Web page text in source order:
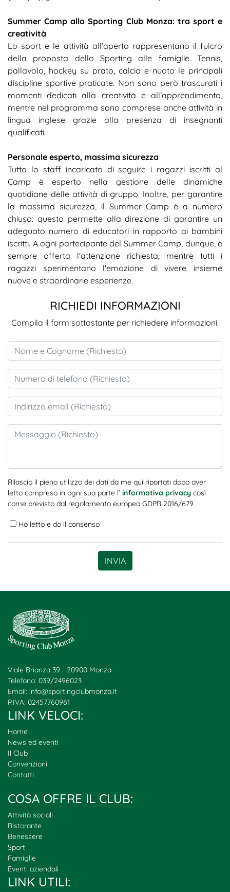
Summer Camp allo Sporting Club Monza: tra sport e
creatività
Lo sport e le attività all’aperto rappresentano il fulcro
della proposta dello Sporting alle famiglie. Tennis,
pallavolo, hockey su prato, calcio e nuoto le principali
discipline sportive praticate. Non sono però trascurati i
momenti dedicati alla creatività e all’apprendimento,
mentre nel programma sono comprese anche attività in
lingua inglese grazie alla presenza di insegnanti
qualificati.
Personale esperto, massima sicurezza
Tutto lo staff incaricato di seguire i ragazzi iscritti al
Camp è esperto nella gestione delle dinamiche
quotidiane delle attività di gruppo. Inoltre, per garantire
la massima sicurezza, il Summer Camp è a numero
chiuso: questo permette alla direzione di garantire un
adeguato numero di educatori in rapporto ai bambini
iscritti. A ogni partecipante del Summer Camp, dunque, è
sempre offerta l'attenzione richiesta, mentre tutti i
ragazzi sperimentano l'emozione di vivere insieme
nuove e straordinarie esperienze.
RICHIEDI INFORMAZIONI
Compila il form sottostante per richiedere informazioni.
Rilascio il pieno utilizzo dei dati da me qui riportati dopo aver
letto compreso in ogni sua parte l’ informativa privacy
come previsto dal regolamento europeo GDPR 2016/679
Ho letto e do il consenso
INVIA
Viale Brianza 39 - 20900 Monza
Telefono: 039/2496023
Email: info@sportingclubmonza.it
P.IVA: 02457760961
LINK VELOCI:
Home
News ed eventi
Il Club
Convenzioni
Contatti
COSA OFFRE IL CLUB:
Attività sociali
Ristorante
Benessere
Sport
Famiglie
Eventi aziendali
LINK UTILI: